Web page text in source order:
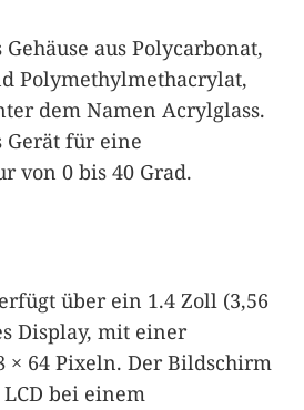
aus Polycarbonat,
Polymethylmethacrylat,
dem Namen Acrylglass.
Gerät für eine
von 0 bis 40 Grad.
über ein 1.4 Zoll (3,56
Display, mit einer
× 64 Pixeln. Der Bildschirm
bei einem